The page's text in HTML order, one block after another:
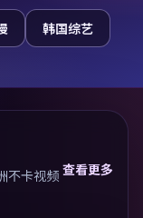
韩国综艺
不卡视频 查看更多